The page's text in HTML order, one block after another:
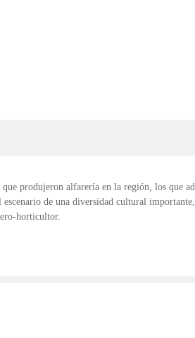
produjeron alfarería en la región, los que
de una diversidad cultural
horticultor.